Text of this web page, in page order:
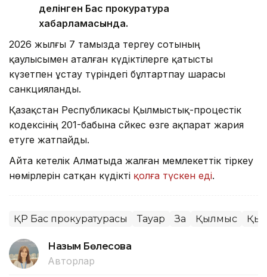
делінген Бас прокуратура
хабарламасында.
2026 жылғы 7 тамызда тергеу сотының
қаулысымен аталған күдіктілерге қатысты
күзетпен ұстау түріндегі бұлтартпау шарасы
санкцияланды.
Қазақстан Республикасы Қылмыстық-процестік
кодексінің 201-бабына сәйкес өзге ақпарат жария
етуге жатпайды.
Айта кетелік Алматыда жалған мемлекеттік тіркеу
нөмірлерін сатқан күдікті қолға түскен еді.
ҚР Бас прокуратурасы Тауар Заң Қылмыс
Назым Бөлесова
Авторлар